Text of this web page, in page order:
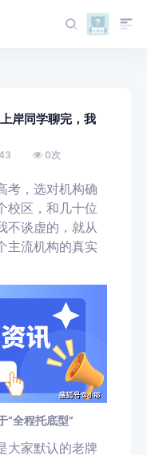
岸同学聊完，我
0次
考，选对机构确
校区，和几十位
不谈虚的，就从
主流机构的真实
全程托底型”
大家默认的老牌